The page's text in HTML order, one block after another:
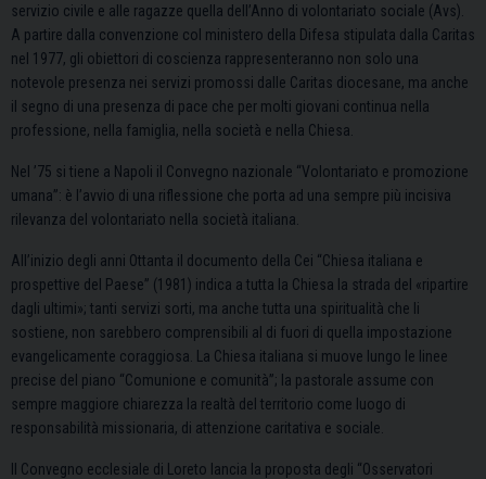
servizio civile e alle ragazze quella dell’Anno di volontariato sociale (Avs).
A partire dalla convenzione col ministero della Difesa stipulata dalla Caritas
nel 1977, gli obiettori di coscienza rappresenteranno non solo una
notevole presenza nei servizi promossi dalle Caritas diocesane, ma anche
il segno di una presenza di pace che per molti giovani continua nella
professione, nella famiglia, nella società e nella Chiesa.
Nel ’75 si tiene a Napoli il Convegno nazionale “Volontariato e promozione
umana”: è l’avvio di una riflessione che porta ad una sempre più incisiva
rilevanza del volontariato nella società italiana.
All’inizio degli anni Ottanta il documento della Cei “Chiesa italiana e
prospettive del Paese” (1981) indica a tutta la Chiesa la strada del «ripartire
dagli ultimi»; tanti servizi sorti, ma anche tutta una spiritualità che li
sostiene, non sarebbero comprensibili al di fuori di quella impostazione
evangelicamente coraggiosa. La Chiesa italiana si muove lungo le linee
precise del piano “Comunione e comunità”; la pastorale assume con
sempre maggiore chiarezza la realtà del territorio come luogo di
responsabilità missionaria, di attenzione caritativa e sociale.
Il Convegno ecclesiale di Loreto lancia la proposta degli “Osservatori